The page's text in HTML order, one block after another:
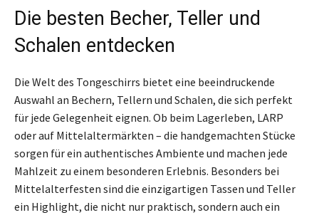
Die besten Becher, Teller und
Schalen entdecken
Die Welt des Tongeschirrs bietet eine beeindruckende
Auswahl an Bechern, Tellern und Schalen, die sich perfekt
für jede Gelegenheit eignen. Ob beim Lagerleben, LARP
oder auf Mittelaltermärkten – die handgemachten Stücke
sorgen für ein authentisches Ambiente und machen jede
Mahlzeit zu einem besonderen Erlebnis. Besonders bei
Mittelalterfesten sind die einzigartigen Tassen und Teller
ein Highlight, die nicht nur praktisch, sondern auch ein